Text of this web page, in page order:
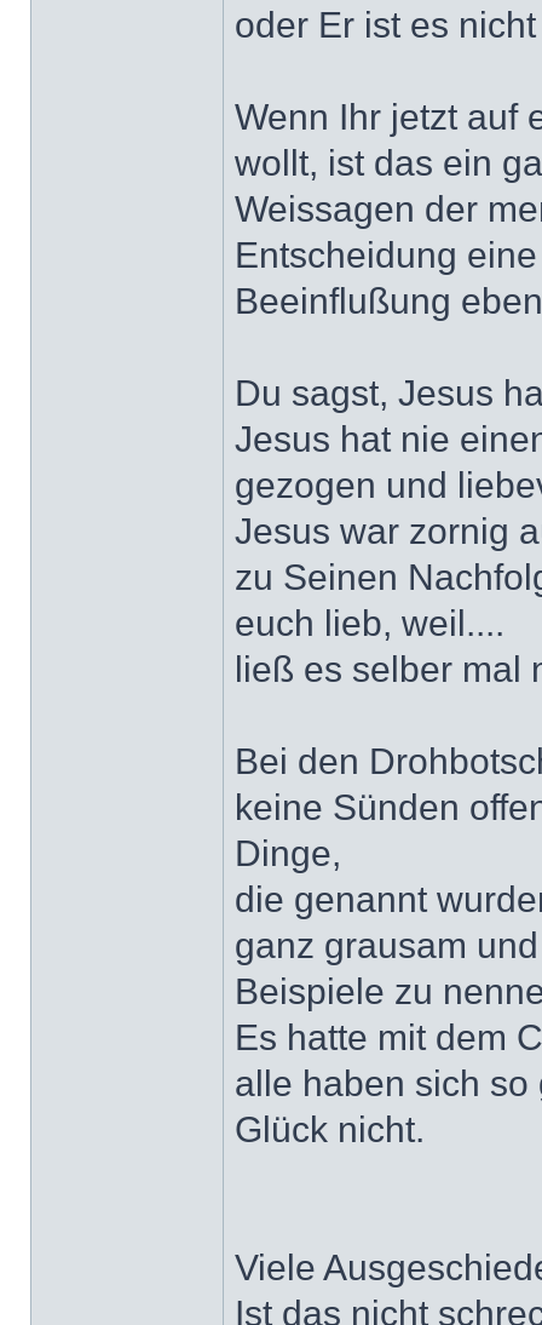
oder Er ist es
Wenn Ihr jetzt auf
wollt, ist das ein
Weissagen der
Entscheidung
Beeinflußung
Du sagst, Jesus
Jesus hat nie
gezogen und
Jesus war zornig
zu Seinen
euch lieb, weil....
ließ es selber mal
Bei den
keine Sünden
Dinge,
die genannt
ganz grausam
Beispiele zu
Es hatte mit dem
alle haben sich
Glück nicht.
Viele
Ist das nicht